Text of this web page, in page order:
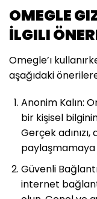
OMEGLE
İLGILI
Omegle’ı
aşağıdaki
Anonim Kalın:
bir kişisel
Gerçek
Güvenli
internet